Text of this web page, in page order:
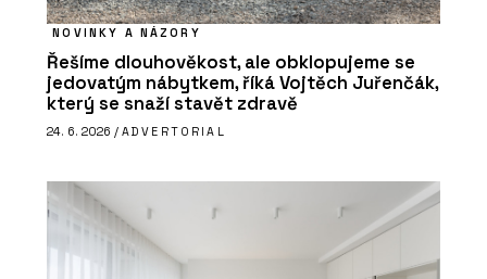
NOVINKY A NÁZORY
Řešíme dlouhověkost, ale obklopujeme se
jedovatým nábytkem, říká Vojtěch Juřenčák,
který se snaží stavět zdravě
24. 6. 2026 / ADVERTORIAL